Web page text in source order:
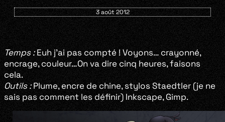
3 août 2012
Temps :Euh j’ai pas compté ! Voyons… crayonné,
encrage, couleur…On va dire cinq heures, faisons
cela.
Outils :Plume, encre de chine, stylos Staedtler (je ne
sais pas comment les définir) Inkscape, Gimp.